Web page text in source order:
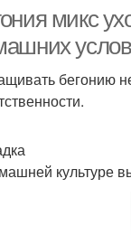
микс
бегонию
культуре